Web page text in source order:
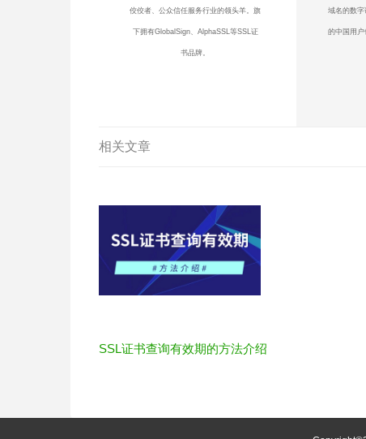
佼佼者、公众信任服务行业的领头羊。旗
下拥有GlobalSign、AlphaSSL等SSL证
书品牌。
域名的数字
的中国用
相关文章
SSL证书查询有效期的方法介绍